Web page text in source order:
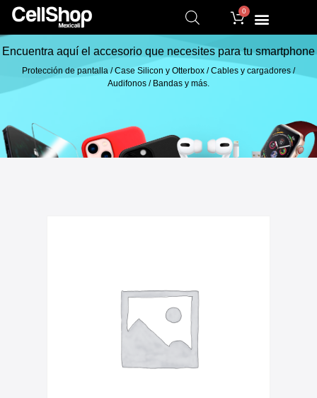
0
Encuentra aquí el accesorio que necesites para tu smartphone
Protección de pantalla / Case Silicon y Otterbox / Cables y cargadores /
Audifonos / Bandas y más.